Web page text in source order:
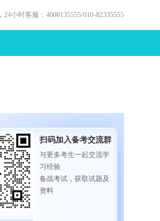
24小时客服：4008135555/010-82335555
扫码加入备考交流群
与更多考生一起交流学
习经验
备战考试，获取试题及
资料